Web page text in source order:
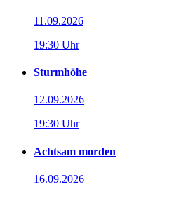
11.09.2026
19:30 Uhr
Sturmhöhe
12.09.2026
19:30 Uhr
Achtsam morden
16.09.2026